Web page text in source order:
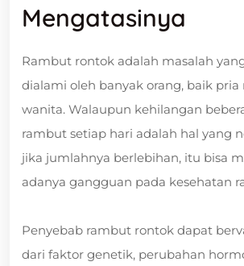
Mengatasinya
Rambut rontok adalah masalah
dialami oleh banyak orang, baik
wanita. Walaupun kehilangan
rambut setiap hari adalah hal yang
jika jumlahnya berlebihan, itu bisa
adanya gangguan pada kesehatan
Penyebab rambut rontok dapat
dari faktor genetik, perubahan